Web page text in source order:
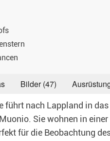
Antworten
& Incentives
Bilder (47)
führt nach Lappland in
Sie wohnen in
für die Beobachtung